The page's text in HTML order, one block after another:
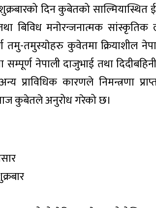
दिन कुबेतको
बिविध मनाेरन्जनात्मक
तमुस्याेहरु कुवेतमा क्रियाशील
सम्पूर्ण नेपाली दाजुभाई तथा
कारणले निमन्त्रणा
कुबेतले अनुरोध गरेको छ।